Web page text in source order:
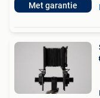
Met garantie